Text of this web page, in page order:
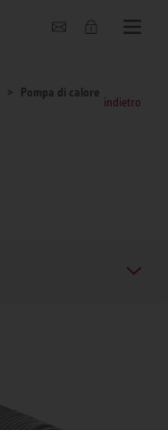
Pompa di calore
indietro